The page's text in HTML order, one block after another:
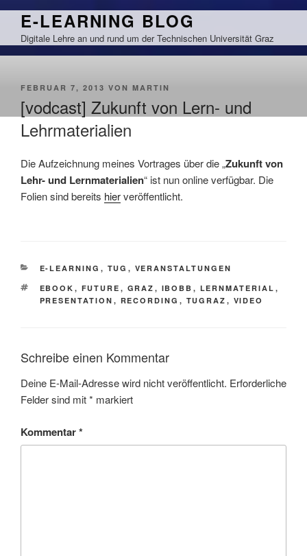
Zum
springen
E-LEARNING BLOG
Digitale Lehre an und rund um der Technischen Universität Graz
VERÖFFENTLICHT
FEBRUAR 7, 2013 VON MARTIN
[vodcast] Zukunft von Lern- und
Lehrmaterialien
Die Aufzeichnung meines Vortrages über die „Zukunft von
Lehr- und Lernmaterialien“ ist nun online verfügbar. Die
Folien sind bereits hierveröffentlicht.
KATEGORIEN
E-LEARNING , TUG , VERANSTALTUNGEN
SCHLAGWÖRTER
EBOOK , FUTURE , GRAZ , IBOBB , LERNMATERIAL ,
PRESENTATION , RECORDING , TUGRAZ , VIDEO
Schreibe einen Kommentar
Deine E-Mail-Adresse wird nicht veröffentlicht. Erforderliche
Felder sind mit* markiert
Kommentar*